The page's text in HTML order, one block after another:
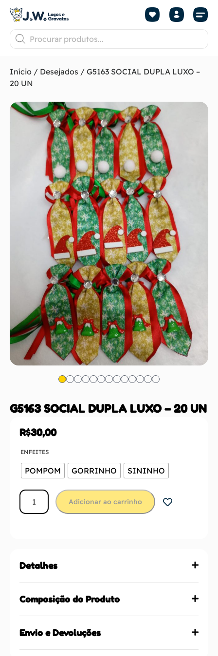
Início / Desejados / G5163 SOCIAL DUPLA LUXO –
20 UN
G5163 SOCIAL DUPLA LUXO – 20 UN
R$30,00
ENFEITES
POMPOM GORRINHO SININHO
Adicionar ao carrinho
Detalhes
Composição do Produto
Envio e Devoluções